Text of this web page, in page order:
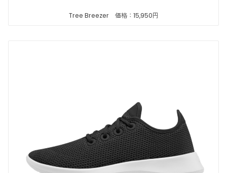
Tree Breezer 価格：15,950円